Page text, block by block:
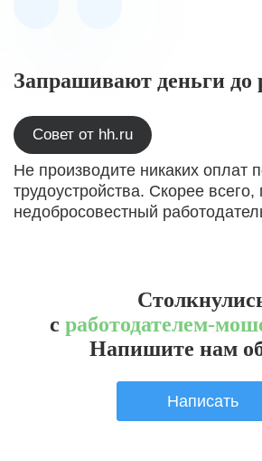
Запрашивают деньги до
Совет от hh.ru
Не производите никаких оплат
трудоустройства. Скорее
недобросовестный
с работодателем-
Напишите нам
Написать